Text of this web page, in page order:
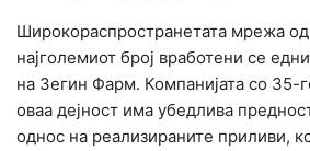
Широкораспространетата мрежа од
најголемиот број вработени се
на Зегин Фарм. Компанијата со 35-
оваа дејност има убедлива
однос на реализираните приливи,